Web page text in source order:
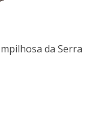
da Serra